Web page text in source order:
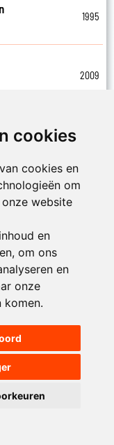
cookies
cookies en
om
website
en
om ons
en
onze
komen.
1995
2009